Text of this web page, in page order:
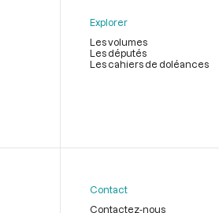
Explorer
Les volumes
Les députés
Les cahiers de doléances
Contact
Contactez-nous